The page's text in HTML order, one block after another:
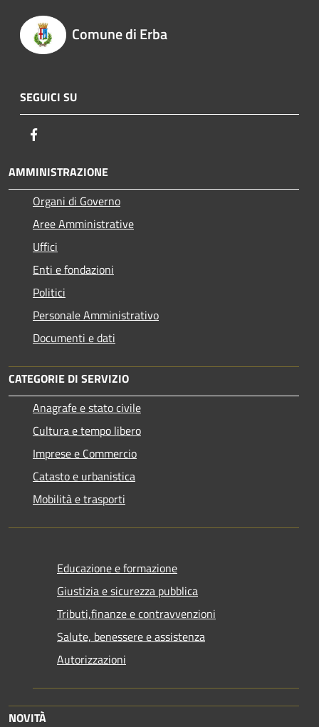
Comune di Erba
SEGUICI SU
AMMINISTRAZIONE
Organi di Governo
Aree Amministrative
Uffici
Enti e fondazioni
Politici
Personale Amministrativo
Documenti e dati
CATEGORIE DI SERVIZIO
Anagrafe e stato civile
Cultura e tempo libero
Imprese e Commercio
Catasto e urbanistica
Mobilità e trasporti
Educazione e formazione
Giustizia e sicurezza pubblica
Tributi,finanze e contravvenzioni
Salute, benessere e assistenza
Autorizzazioni
NOVITÀ